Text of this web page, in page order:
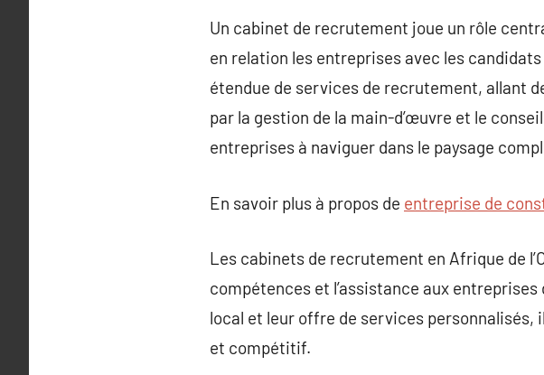
Un cabinet de recrutement joue un rôle
en relation les entreprises avec les
étendue de services de recrutement, allant
par la gestion de la main-d’œuvre et le
entreprises à naviguer dans le paysage
En savoir plus à propos de entreprise de
Les cabinets de recrutement en Afrique de
compétences et l’assistance aux
local et leur offre de services
et compétitif.